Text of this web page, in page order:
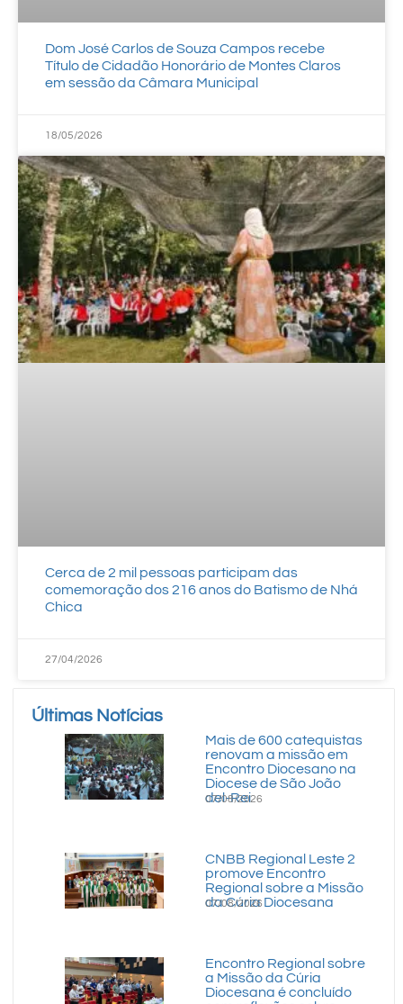
Dom José Carlos de Souza Campos recebe
Título de Cidadão Honorário de Montes Claros
em sessão da Câmara Municipal
18/05/2026
Cerca de 2 mil pessoas participam das
comemoração dos 216 anos do Batismo de Nhá
Chica
27/04/2026
Últimas Notícias
Mais de 600 catequistas
renovam a missão em
Encontro Diocesano na
Diocese de São João
del-Rei
07/08/2026
CNBB Regional Leste 2
promove Encontro
Regional sobre a Missão
da Cúria Diocesana
07/08/2026
Encontro Regional sobre
a Missão da Cúria
Diocesana é concluído